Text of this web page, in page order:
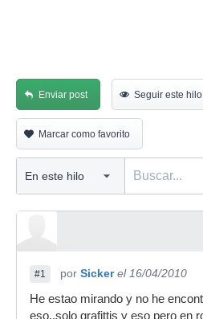
Enviar post Seguir este hilo
Marcar como favorito
#1 por Sicker el 16/04/2010
He estao mirando y no he
eso..solo grafittis y eso pero en